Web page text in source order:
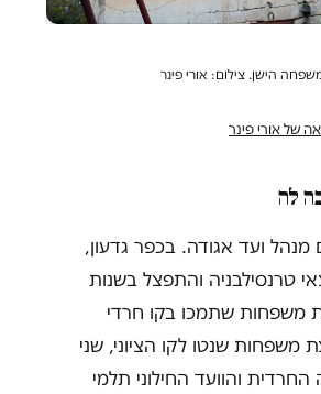
הישן. צילום: אורי פינר
של אורי פינר
ועד אגודה. בכפר גדעון,
טרנסילבניה והתפצל בשנות
משפחות שתמכו בקו חרדי
משפחות שנטו לקו הציוני, שני
והוועד החילוני תלמי